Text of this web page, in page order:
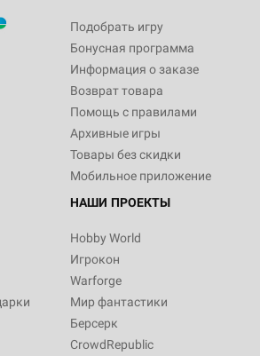
Подобрать игру
Бонусная программа
Информация о заказе
Возврат товара
Помощь с правилами
Архивные игры
Товары без скидки
Мобильное приложение
НАШИ ПРОЕКТЫ
Hobby World
Игрокон
Warforge
Мир фантастики
Берсерк
CrowdRepublic